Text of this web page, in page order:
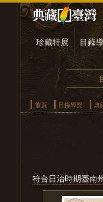
珍藏特展 目錄
首頁 目錄導覽 典
符合日治時期臺南